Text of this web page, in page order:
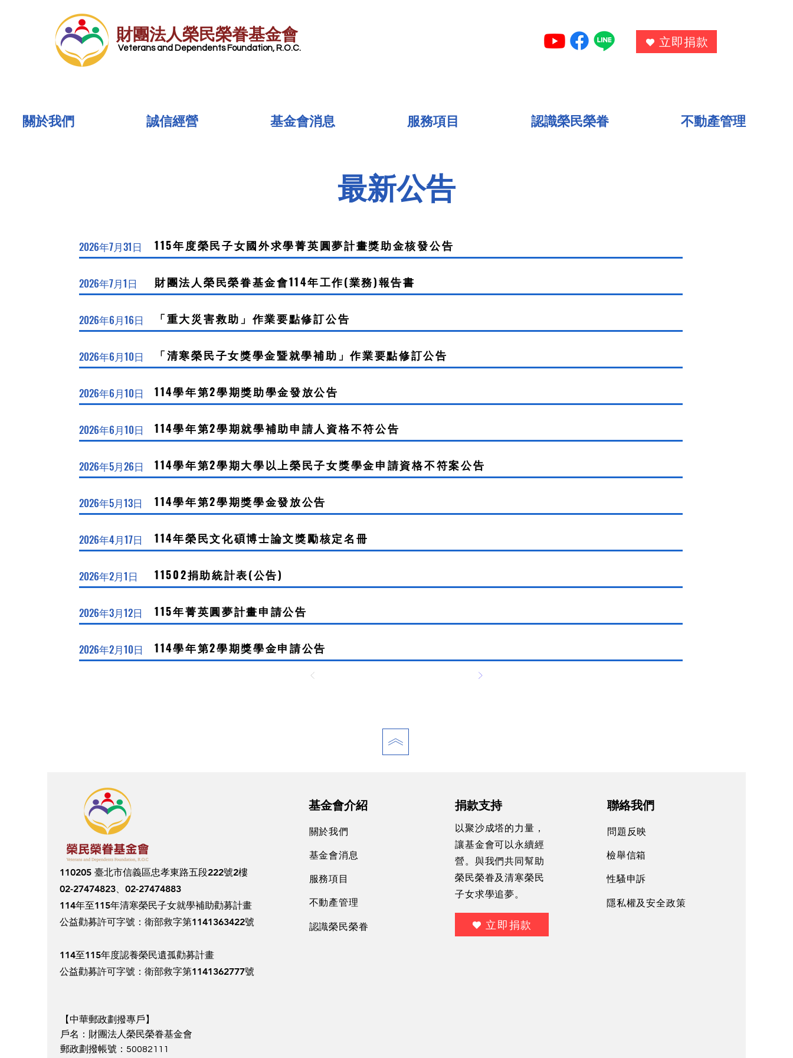
財團法人榮民榮眷基金會
​ Veterans and Dependents Foundation, R.O.C. 立即捐款
關於我們 誠信經營 基金會消息 服務項目 認識榮民榮眷 不動產管理
最新公告
2026年7月31日 115年度榮民子女國外求學菁英圓夢計畫獎助金核發公告
2026年7月1日 財團法人榮民榮眷基金會114年工作(業務)報告書
2026年6月16日 「重大災害救助」作業要點修訂公告
2026年6月10日 「清寒榮民子女獎學金暨就學補助」作業要點修訂公告
2026年6月10日 114學年第2學期獎助學金發放公告
2026年6月10日 114學年第2學期就學補助申請人資格不符公告
2026年5月26日 114學年第2學期大學以上榮民子女獎學金申請資格不符案公告
2026年5月13日 114學年第2學期獎學金發放公告
2026年4月17日 114年榮民文化碩博士論文獎勵核定名冊
2026年2月1日 11502捐助統計表(公告)
2026年3月12日 115年菁英圓夢計畫申請公告
2026年2月10日 114學年第2學期獎學金申請公告
110205 臺北市信義區忠孝東路五段222號2樓
02-27474823、02-27474883
114年至115年清寒榮民子女就學補助勸募計畫
​公益勸募許可字號：衛部救字第1141363422號
114至115年度認養榮民遺孤勸募計畫
​公益勸募許可字號：衛部救字第1141362777號
【中華郵政劃撥專戶】
戶名：財團法人榮民榮眷基金會
郵政劃撥帳號：50082111
基金會介紹
關於我們
基金會消息
服務項目
不動產管理
認識榮民榮眷
捐款支持
以聚沙成塔的力量，
讓基金會可以永續經
營。與我們共同幫助
榮民榮眷及清寒榮民
子女求學追夢。
立即捐款
聯絡我們
問題反映
檢舉信箱
性騷申訴
隱私權及安全政策